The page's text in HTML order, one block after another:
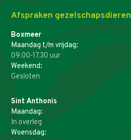
Afspraken gezelschapsdieren
Boxmeer
Maandag t/m vrijdag:
09.00-17.30 uur
Weekend:
Gesloten
Sint Anthonis
Maandag:
In overleg
Woensdag: